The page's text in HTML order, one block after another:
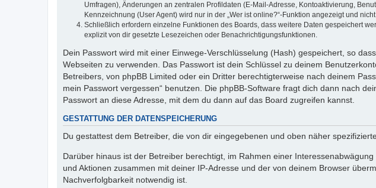
Umfragen), Änderungen an zentralen Profildaten (E-Mail-Adresse, Kontoaktivierung,
Kennzeichnung (User Agent) wird nur in der „Wer ist online?“-Funktion angezeigt und
Schließlich erfordern einzelne Funktionen des Boards, dass weitere Daten gespeichert
explizit von dir gesetzte Lesezeichen oder Benachrichtigungsfunktionen.
Dein Passwort wird mit einer Einwege-Verschlüsselung (Hash) gespeichert, so
Webseiten zu verwenden. Das Passwort ist dein Schlüssel zu deinem
Betreibers, von phpBB Limited oder ein Dritter berechtigterweise nach deinem
mein Passwort vergessen“ benutzen. Die phpBB-Software fragt dich dann nach
Passwort an diese Adresse, mit dem du dann auf das Board zugreifen kannst.
GESTATTUNG DER DATENSPEICHERUNG
Du gestattest dem Betreiber, die von dir eingegebenen und oben näher
Darüber hinaus ist der Betreiber berechtigt, im Rahmen einer
und Aktionen zusammen mit deiner IP-Adresse und der von deinem Browser
Nachverfolgbarkeit notwendig ist.